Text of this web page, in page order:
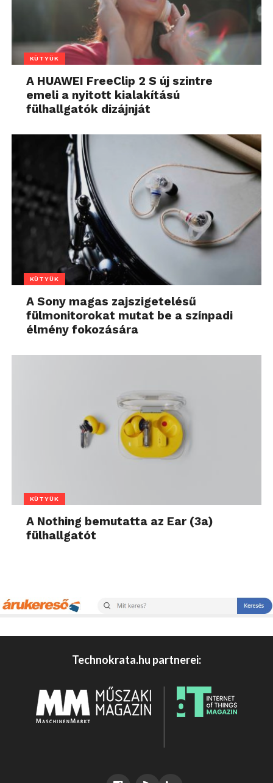
KÜTYÜK
A HUAWEI FreeClip 2 S új szintre
emeli a nyitott kialakítású
fülhallgatók dizájnját
KÜTYÜK
A Sony magas zajszigetelésű
fülmonitorokat mutat be a színpadi
élmény fokozására
KÜTYÜK
A Nothing bemutatta az Ear (3a)
fülhallgatót
Technokrata.hu partnerei: